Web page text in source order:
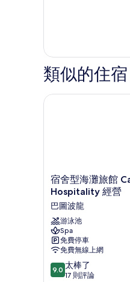
類似的住宿
宿
舍
海
灘
旅
館
Canggu
由
Ini
宿舍型海灘旅館
Hospitality 經營
巴圖波龍
游泳池
Spa
免費停車
免費無線上網
9.0
分，
9.0 太棒了
17 則評論
宿舍型海灘旅館